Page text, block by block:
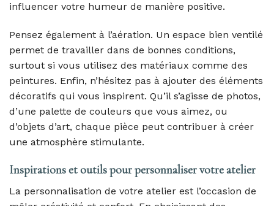
influencer votre humeur de manière positive.
Pensez également à l’aération. Un espace bien ventilé
permet de travailler dans de bonnes conditions,
surtout si vous utilisez des matériaux comme des
peintures. Enfin, n’hésitez pas à ajouter des éléments
décoratifs qui vous inspirent. Qu’il s’agisse de photos,
d’une palette de couleurs que vous aimez, ou
d’objets d’art, chaque pièce peut contribuer à créer
une atmosphère stimulante.
Inspirations et outils pour personnaliser votre atelier
La personnalisation de votre atelier est l’occasion de